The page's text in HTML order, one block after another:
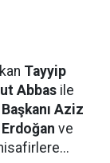
Tayyip
Abbas ile
Aziz
Erdoğan ve